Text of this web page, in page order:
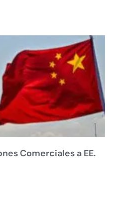
Comerciales a EE.